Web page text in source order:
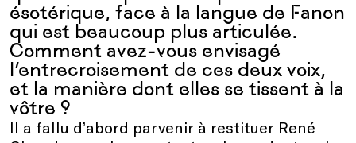
ésotérique, face à la langue de Fanon
qui est beaucoup plus articulée.
Comment avez-vous envisagé
l’entrecroisement de ces deux voix,
et la manière dont elles se tissent à la
vôtre ?
Il a fallu d’abord parvenir à restituer René